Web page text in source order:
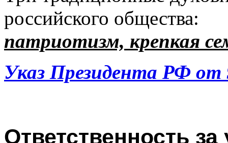
российского общества:
патриотизм, крепкая
Указ Президента РФ от
Ответственность за